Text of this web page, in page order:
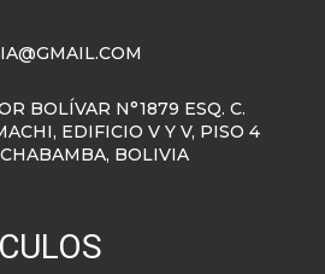
BOLÍVAR N°1879 ESQ. C.
EDIFICIO V Y V, PISO 4
BOLIVIA